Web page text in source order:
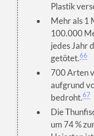
Plastik
Mehr als 1
100.000
jedes Jahr
getötet.66
700 Arten
aufgrund
bedroht.67
Die
um 74 %